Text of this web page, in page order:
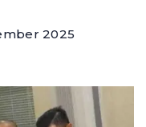
2025